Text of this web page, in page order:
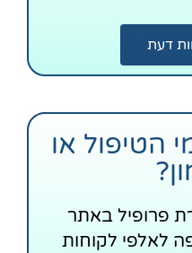
דעת
הטיפול או
פרופיל באתר
לאלפי לקוחות